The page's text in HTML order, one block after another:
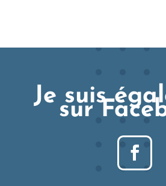
Je suis
sur